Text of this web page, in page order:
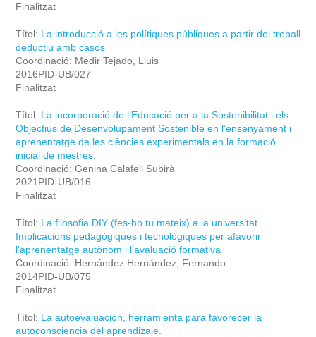
Finalitzat
Títol: La introducció a les polítiques públiques a partir del treball
deductiu amb casos
Coordinació: Medir Tejado, Lluis
2016PID-UB/027
Finalitzat
Títol: La incorporació de l’Educació per a la Sostenibilitat i els
Objectius de Desenvolupament Sostenible en l’ensenyament i
aprenentatge de les ciències experimentals en la formació
inicial de mestres.
Coordinació: Genina Calafell Subirà
2021PID-UB/016
Finalitzat
Títol: La filosofia DIY (fes-ho tu mateix) a la universitat.
Implicacions pedagògiques i tecnològiques per afavorir
l’aprenentatge autònom i l’avaluació formativa
Coordinació: Hernández Hernández, Fernando
2014PID-UB/075
Finalitzat
Títol: La autoevaluación, herramienta para favorecer la
autoconsciencia del aprendizaje.